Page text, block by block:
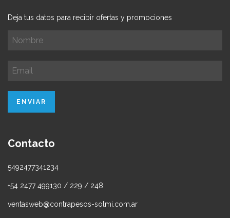
Deja tus datos para recibir ofertas y promociones
Contacto
5492477341234
+54 2477 499130 / 229 / 248
ventasweb@contrapesos-solmi.com.ar